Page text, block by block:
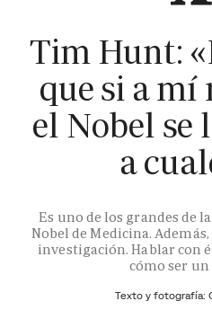
Tim Hunt:
que si a mí
el Nobel se
a
Es uno de los grandes de
Nobel de Medicina.
investigación. Hablar con
cómo ser
Texto y fotografía: